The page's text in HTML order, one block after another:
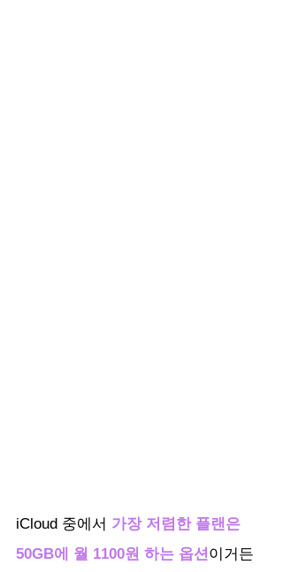
iCloud 중에서 가장 저렴한 플랜은
50GB에 월 1100원 하는 옵션이거든